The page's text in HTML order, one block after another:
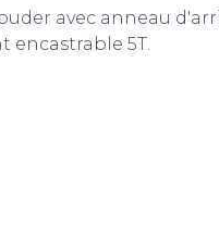
avec anneau
encastrable 5T.